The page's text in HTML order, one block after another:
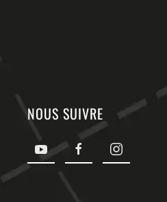
NOUS SUIVRE